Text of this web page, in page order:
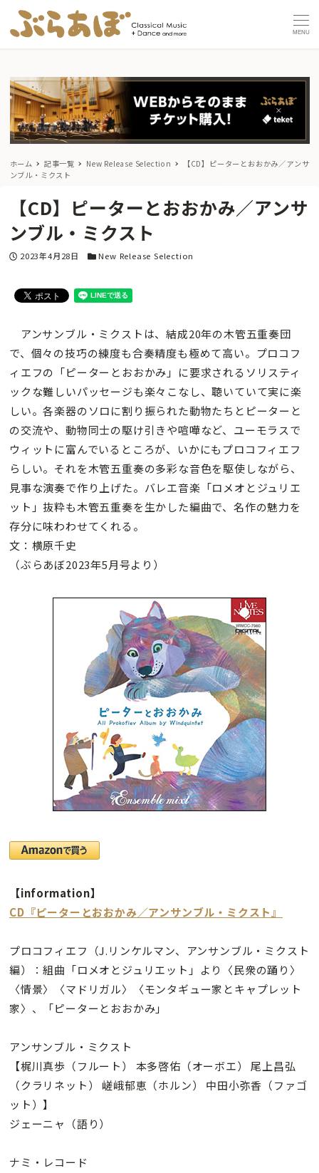
MENU
ホーム 記事一覧 New Release Selection
【CD】ピーターとおおかみ／アンサ
ンブル・ミクスト
【CD】ピーターとおおかみ／アンサ
ンブル・ミクスト
投稿日
2023年4月28日 カテゴリー
New Release Selection
アンサンブル・ミクストは、結成20年の木管五重奏団
で、個々の技巧の練度も合奏精度も極めて高い。プロコフ
ィエフの「ピーターとおおかみ」に要求されるソリスティ
ックな難しいパッセージも楽々こなし、聴いていて実に楽
しい。各楽器のソロに割り振られた動物たちとピーターと
の交流や、動物同士の駆け引きや喧嘩など、ユーモラスで
ウィットに富んでいるところが、いかにもプロコフィエフ
らしい。それを木管五重奏の多彩な音色を駆使しながら、
見事な演奏で作り上げた。バレエ音楽「ロメオとジュリエ
ット」抜粋も木管五重奏を生かした編曲で、名作の魅力を
存分に味わわせてくれる。
文：横原千史
（ぶらあぼ2023年5月号より）
【information】
CD『ピーターとおおかみ／アンサンブル・ミクスト』
プロコフィエフ（J.リンケルマン、アンサンブル・ミクスト
編）：組曲「ロメオとジュリエット」より〈民衆の踊り〉
〈情景〉〈マドリガル〉〈モンタギュー家とキャプレット
家〉、「ピーターとおおかみ」
アンサンブル・ミクスト
【梶川真歩（フルート） 本多啓佑（オーボエ）尾上昌弘
（クラリネット） 嵯峨郁恵（ホルン） 中田小弥香（ファゴ
ット）】
ジェーニャ（語り）
ナミ・レコード